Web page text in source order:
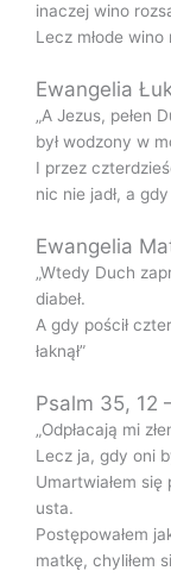
inaczej wino
Lecz młode
Ewangelia
„A Jezus, pełen
był wodzony w
I przez
nic nie jadł, a
Ewangelia
„Wtedy Duch
diabeł.
A gdy pościł
łaknął”
Psalm 35, 12
„Odpłacają mi
Lecz ja, gdy oni
Umartwiałem
usta.
Postępowałem
matkę, chyliłem